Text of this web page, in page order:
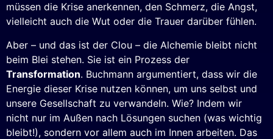
müssen die Krise anerkennen, den Schmerz, die Angst,
vielleicht auch die Wut oder die Trauer darüber fühlen.
Aber – und das ist der Clou – die Alchemie bleibt nicht
beim Blei stehen. Sie ist ein Prozess der
Transformation. Buchmann argumentiert, dass wir die
Energie dieser Krise nutzen können, um uns selbst und
unsere Gesellschaft zu verwandeln. Wie? Indem wir
nicht nur im Außen nach Lösungen suchen (was wichtig
bleibt!), sondern vor allem auch im Innen arbeiten. Das